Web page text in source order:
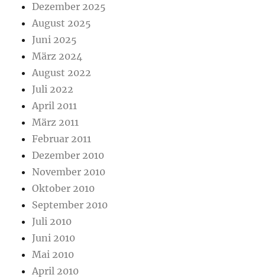
Dezember 2025
August 2025
Juni 2025
März 2024
August 2022
Juli 2022
April 2011
März 2011
Februar 2011
Dezember 2010
November 2010
Oktober 2010
September 2010
Juli 2010
Juni 2010
Mai 2010
April 2010